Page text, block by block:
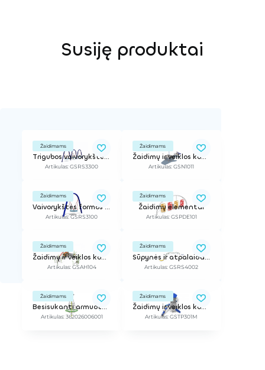
Susiję produktai
Žaidimams
Trigubos vaivorykštės sūpynės su krepšiu
Artikulas: GSRS3300
Žaidimams
Žaidimų ir veiklos kompleksas
Artikulas: GSN1011
Žaidimams
Vaivorykštės formos metalinės sūpynės su krepšiu
Artikulas: GSRS3100
Žaidimams
Žaidimų elementai
Artikulas: GSPDE101
Žaidimams
Žaidimų ir veiklos kompleksas
Artikulas: GSAH104
Žaidimams
Sūpynės ir atpalaidavimo sistema
Artikulas: GSRS4002
Žaidimams
Besisukanti armuotų lynų konstrukcija "Firry" 360°
Artikulas: 362026006001
Žaidimams
Žaidimų ir veiklos kompleksas
Artikulas: GSTP301M